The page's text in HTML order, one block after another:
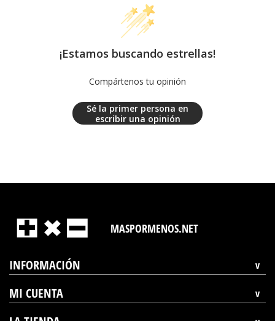
¡Estamos buscando estrellas!
Compártenos tu opinión
Sé la primer persona en
escribir una opinión
MASPORMENOS.NET
INFORMACIÓN
MI CUENTA